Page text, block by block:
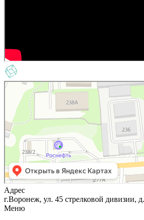
Адрес
г.Воронеж, ул. 45 стрелковой дивизии,
Меню